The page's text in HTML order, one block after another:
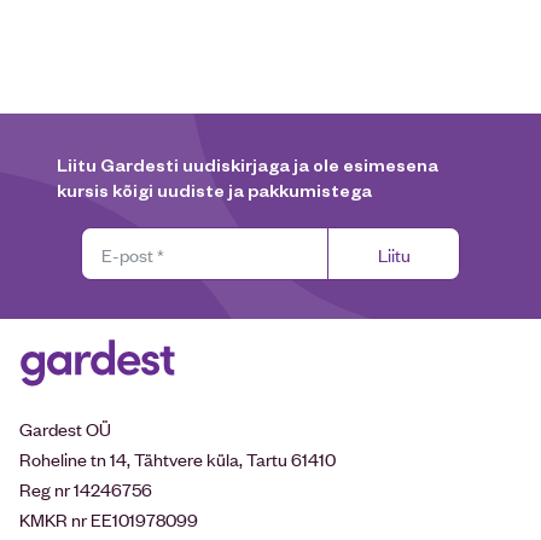
Liitu Gardesti uudiskirjaga ja ole esimesena
kursis kõigi uudiste ja pakkumistega
Liitu
Gardest OÜ
Roheline tn 14, Tähtvere küla, Tartu 61410
Reg nr 14246756
KMKR nr EE101978099